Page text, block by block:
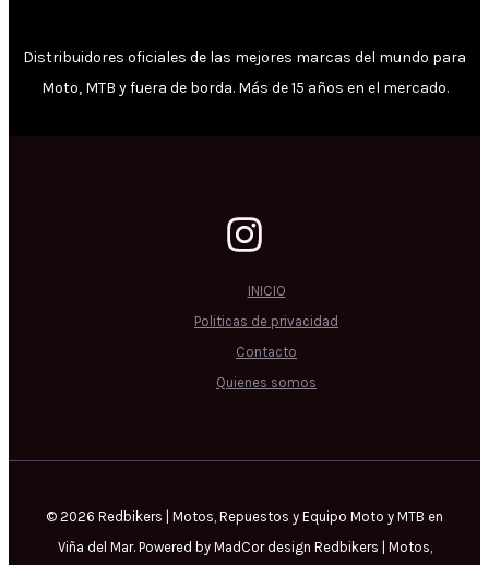
Distribuidores oficiales de las mejores marcas del mundo para
Moto, MTB y fuera de borda. Más de 15 años en el mercado.
INICIO
Politicas de privacidad
Contacto
Quienes somos
© 2026 Redbikers | Motos, Repuestos y Equipo Moto y MTB en
Viña del Mar. Powered by MadCor design Redbikers | Motos,